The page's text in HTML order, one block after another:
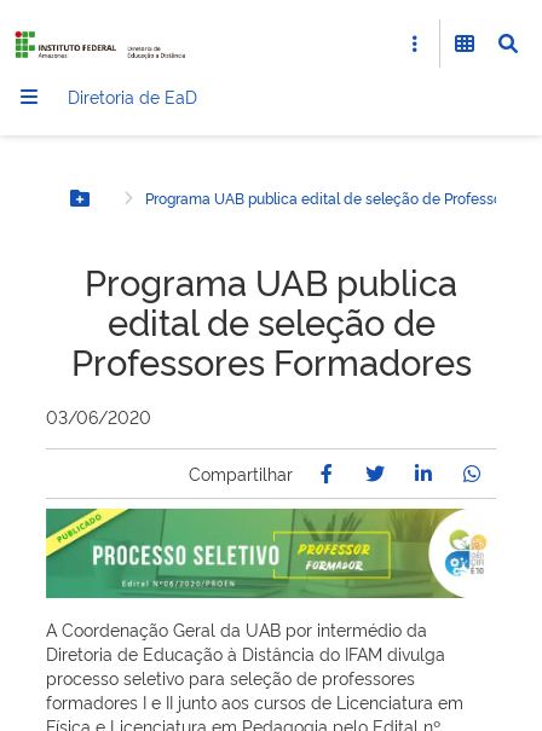
Diretoria de EaD
Botão MenuPrograma UAB publica edital de seleção de Professores
Programa UAB publica
edital de seleção de
Professores Formadores
03/06/2020
Compartilhar
A Coordenação Geral da UAB por intermédio da
Diretoria de Educação à Distância do IFAM divulga
processo seletivo para seleção de professores
formadores I e II junto aos cursos de Licenciatura em
Física e Licenciatura em Pedagogia pelo Edital nº